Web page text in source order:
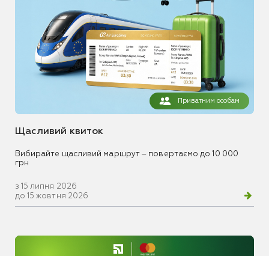
Приватним особам
Щасливий квиток
Вибирайте щасливий маршрут – повертаємо до 10 000
грн
з 15 липня 2026
до 15 жовтня 2026